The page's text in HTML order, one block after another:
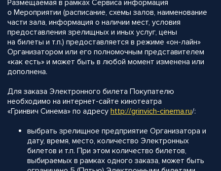
Размещаемая в рамках Сервиса информация
о Мероприятии (расписание, схемы залов, наименование
части зала, информация о наличии мест, условия
предоставления зрелищных и иных услуг, цены
на билеты и т.п.) предоставляется в режиме «он-лайн»
Организатором или его полномочным представителем
«как есть» и может быть в любой момент изменена или
дополнена.
Для заказа Электронного билета Покупателю
необходимо на интернет-сайте кинотеатра
«Гринвич Синема» по адресу http://grinvich-cinema.ru/:
выбрать зрелищное предприятие Организатора и
дату, время, место, количество Электронных
билетов и т.п. При этом количество билетов,
выбираемых в рамках одного заказа, может быть